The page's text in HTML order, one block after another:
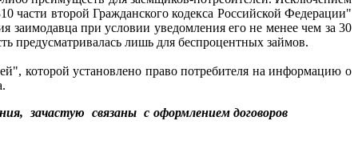
второй Гражданского кодекса Российской Федерации"
заимодавца при условии уведомления его не менее чем за 30
предусматривалась лишь для беспроцентных займов.
которой установлено право потребителя на информацию о
зачастую связаны с оформлением договоров